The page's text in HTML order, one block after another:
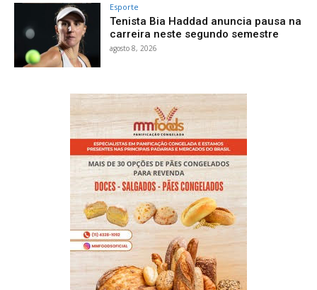
Esporte
Tenista Bia Haddad anuncia pausa na
carreira neste segundo semestre
agosto 8, 2026